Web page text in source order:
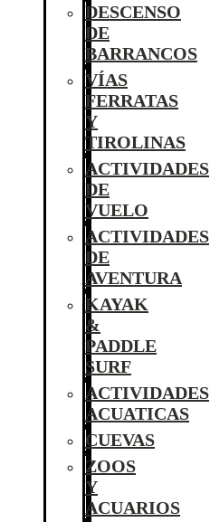
DESCENSO
DE
BARRANCOS
VÍAS
FERRATAS
Y
TIROLINAS
ACTIVIDADES
DE
VUELO
ACTIVIDADES
DE
AVENTURA
KAYAK
&
PADDLE
SURF
ACTIVIDADES
ACUATICAS
CUEVAS
ZOOS
Y
ACUARIOS